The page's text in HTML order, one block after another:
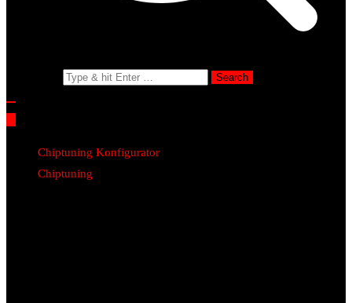
Chiptuning Konfigurator
Chiptuning